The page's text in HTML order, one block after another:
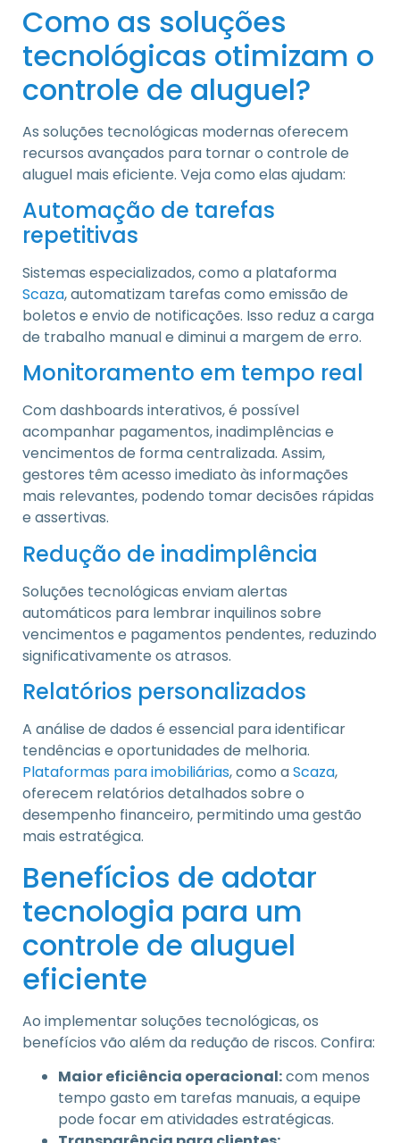
Como as soluções
tecnológicas otimizam o
controle de aluguel?
As soluções tecnológicas modernas oferecem
recursos avançados para tornar o controle de
aluguel mais eficiente. Veja como elas ajudam:
Automação de tarefas
repetitivas
Sistemas especializados, como a plataforma
Scaza, automatizam tarefas como emissão de
boletos e envio de notificações. Isso reduz a carga
de trabalho manual e diminui a margem de erro.
Monitoramento em tempo real
Com dashboards interativos, é possível
acompanhar pagamentos, inadimplências e
vencimentos de forma centralizada. Assim,
gestores têm acesso imediato às informações
mais relevantes, podendo tomar decisões rápidas
e assertivas.
Redução de inadimplência
Soluções tecnológicas enviam alertas
automáticos para lembrar inquilinos sobre
vencimentos e pagamentos pendentes, reduzindo
significativamente os atrasos.
Relatórios personalizados
A análise de dados é essencial para identificar
tendências e oportunidades de melhoria.
Plataformas para imobiliárias, como aScaza,
oferecem relatórios detalhados sobre o
desempenho financeiro, permitindo uma gestão
mais estratégica.
Benefícios de adotar
tecnologia para um
controle de aluguel
eficiente
Ao implementar soluções tecnológicas, os
benefícios vão além da redução de riscos. Confira:
Maior eficiência operacional:com menos
tempo gasto em tarefas manuais, a equipe
pode focar em atividades estratégicas.